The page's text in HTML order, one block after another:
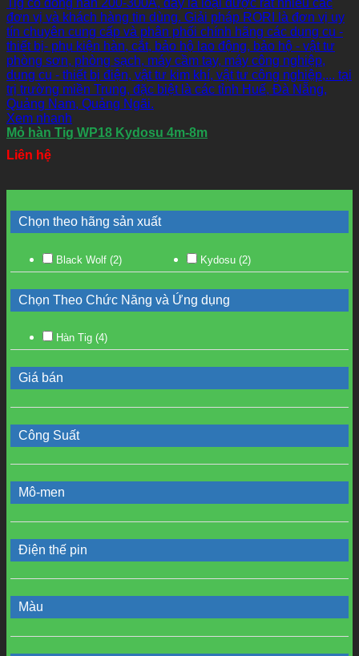
Xem nhanh
Mỏ hàn Tig WP18 Kydosu 4m-8m
Liên hệ
Chọn theo hãng sản xuất
Black Wolf (2) Kydosu (2)
Chọn Theo Chức Năng và Ứng dụng
Hàn Tig (4)
Giá bán
Công Suất
Mô-men
Điện thế pin
Màu